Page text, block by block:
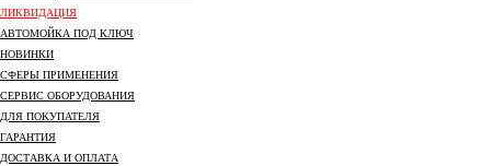
ЛИКВИДАЦИЯ
АВТОМОЙКА ПОД КЛЮЧ
НОВИНКИ
СФЕРЫ ПРИМЕНЕНИЯ
СЕРВИС ОБОРУДОВАНИЯ
ДЛЯ ПОКУПАТЕЛЯ
ГАРАНТИЯ
ДОСТАВКА И ОПЛАТА